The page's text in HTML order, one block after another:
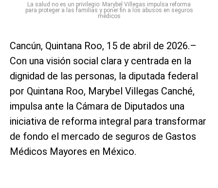
La salud no es un privilegio: Marybel Villegas impulsa reforma
para proteger a las familias y poner fin a los abusos en seguros
médicos
Cancún, Quintana Roo, 15 de abril de 2026.–
Con una visión social clara y centrada en la
dignidad de las personas, la diputada federal
por Quintana Roo, Marybel Villegas Canché,
impulsa ante la Cámara de Diputados una
iniciativa de reforma integral para transformar
de fondo el mercado de seguros de Gastos
Médicos Mayores en México.